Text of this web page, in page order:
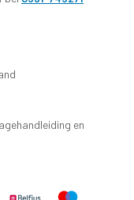
en